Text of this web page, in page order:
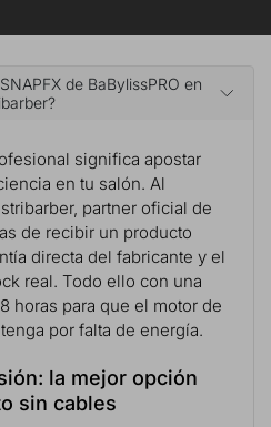
de BaBylissPRO en
significa apostar
en tu salón. Al
partner oficial de
de recibir un producto
directa del fabricante y el
real. Todo ello con una
horas para que el motor de
por falta de energía.
la mejor opción
sin cables